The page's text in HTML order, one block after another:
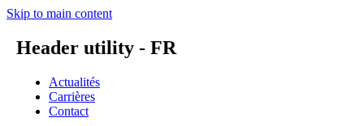
Skip to main content
Header utility - FR
Actualités
Carrières
Contact